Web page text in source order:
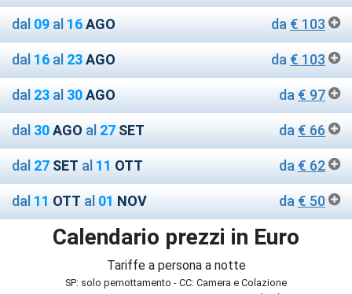
dal 09 al 16AGO da € 103
dal 16 al 23AGO da € 103
dal 23 al 30AGO da € 97
dal 30AGO al 27 SET da € 66
dal 27 SET al 11 OTT da € 62
dal 11 OTT al 01 NOV da € 50
Calendario prezzi in Euro
Tariffe a persona a notte
SP: solo pernottamento - CC: Camera e Colazione